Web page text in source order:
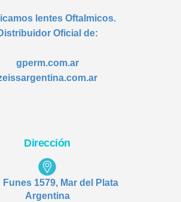
lentes Oftalmicos.
Oficial de:
gperm.com.ar
Dirección
Funes 1579, Mar del Plata
Argentina